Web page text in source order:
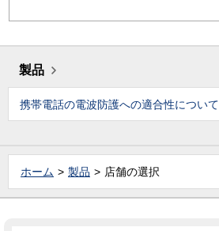
製品
携帯電話の電波防護への適合性について
ホーム 製品 店舗の選択